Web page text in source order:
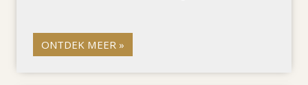
ONTDEK MEER »